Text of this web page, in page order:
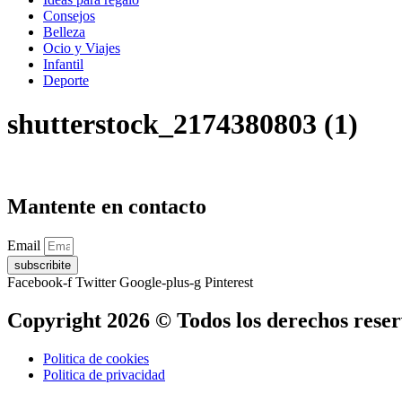
Consejos
Belleza
Ocio y Viajes
Infantil
Deporte
shutterstock_2174380803 (1)
Mantente en contacto
Email
subscribite
Facebook-f Twitter Google-plus-g Pinterest
Copyright 2026 © Todos los derechos
Politica de cookies
Politica de privacidad